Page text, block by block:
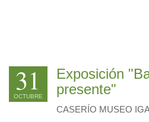
31
OCTUBRE
Exposición
presente"
CASERÍO MUSEO